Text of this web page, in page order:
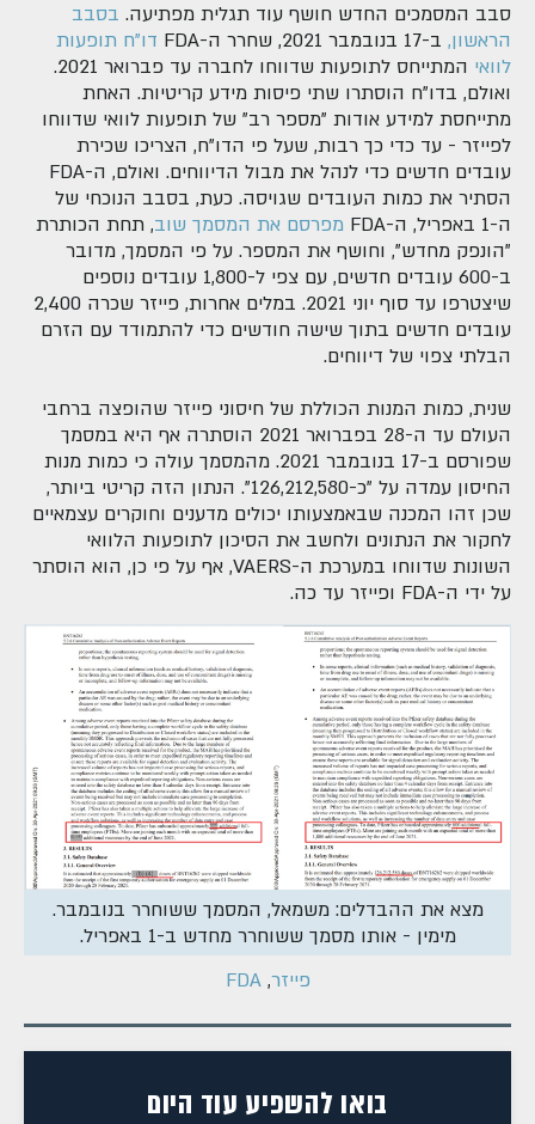
סבב המסמכים החדש חושף עוד תגלית מפתיעה. בסבב
הראשון, ב-17 בנובמבר 2021, שחרר ה-FDA
דו"ח תופעות
לוואי
המתייחס לתופעות שדווחו לחברה עד פברואר 2021.
ואולם, בדו"ח הוסתרו שתי פיסות מידע קריטיות. האחת
מתייחסת למידע אודות "מספר רב" של תופעות לוואי שדווחו
לפייזר - עד כדי כך רבות, שעל פי הדו"ח, הצריכו שכירת
עובדים חדשים כדי לנהל את מבול הדיווחים. ואולם, ה-FDA
הסתיר את כמות העובדים שגויסה. כעת, בסבב הנוכחי של
ה-1 באפריל, ה-FDA
מפרסם את המסמך שוב, תחת הכותרת
"הונפק מחדש", וחושף את המספר. על פי המסמך, מדובר
ב-600 עובדים חדשים, עם צפי ל-1,800 עובדים נוספים
שיצטרפו עד סוף יוני 2021. במלים אחרות, פייזר שכרה 2,400
עובדים חדשים בתוך שישה חודשים כדי להתמודד עם הזרם
הבלתי צפוי של דיווחים.
שנית, כמות המנות הכוללת של חיסוני פייזר שהופצה ברחבי
העולם עד ה-28 בפברואר 2021 הוסתרה אף היא במסמך
שפורסם ב-17 בנובמבר 2021. מהמסמך עולה כי כמות מנות
החיסון עמדה על "כ-126,212,580". הנתון הזה קריטי ביותר,
שכן זהו המכנה שבאמצעותו יכולים מדענים וחוקרים עצמאיים
לחקור את הנתונים ולחשב את הסיכון לתופעות הלוואי
השונות שדווחו במערכת ה-VAERS, אף על פי כן, הוא הוסתר
על ידי ה-FDA ופייזר עד כה.
מצא את ההבדלים: משמאל, המסמך ששוחרר בנובמבר.
מימין - אותו מסמך ששוחרר מחדש ב-1 באפריל.
פייזר,
FDA
בואו להשפיע עוד היום